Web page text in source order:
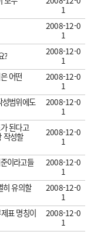
1
2008-12-0
1
?
2008-12-0
1
어떤
2008-12-0
1
성범위에도
2008-12-0
1
된다고
작성할
2008-12-0
1
이라고들
2008-12-0
1
히 유의할
2008-12-0
1
표 명칭이
2008-12-0
1